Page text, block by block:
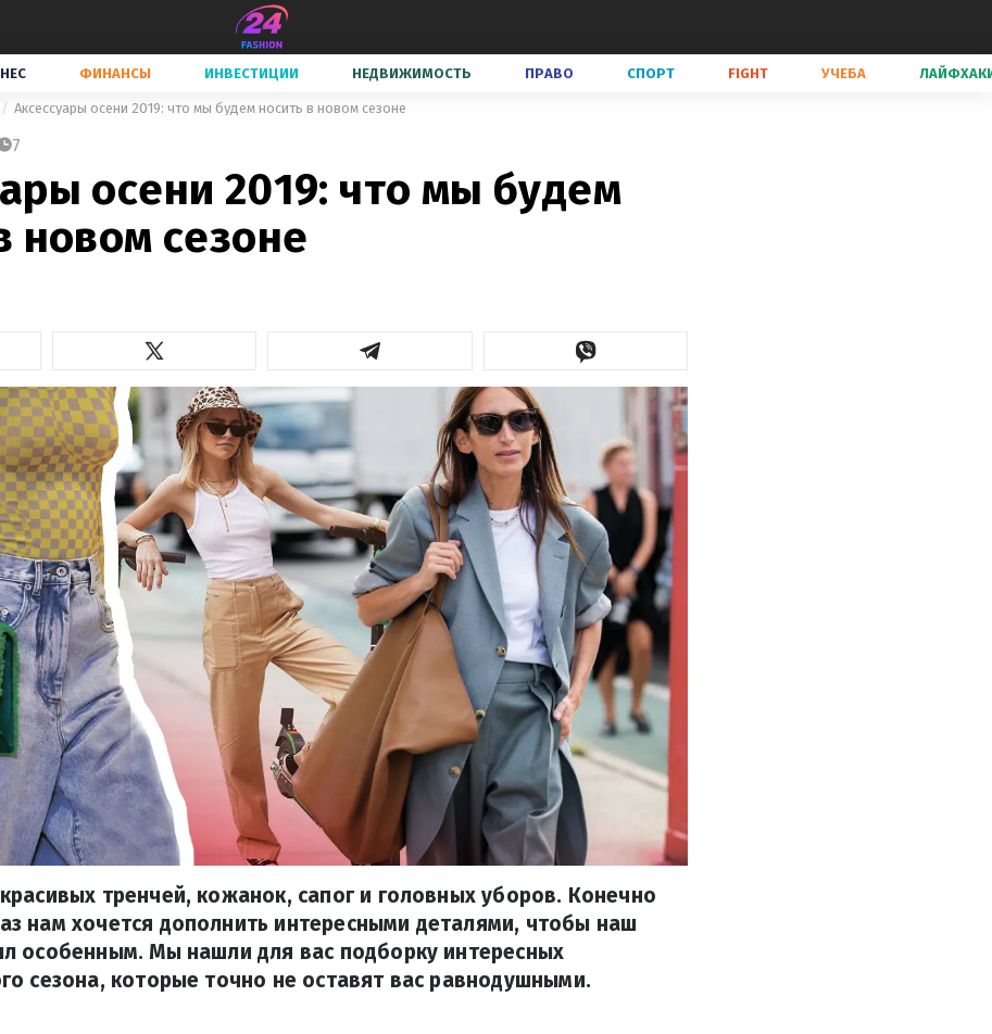
ФИНАНСЫ ИНВЕСТИЦИИ НЕДВИЖИМОСТЬ ПРАВО СПОРТ FIGHT УЧЕБА
Аксессуары осени 2019: что мы будем носить в новом сезоне
7
осени 2019: что мы будем
новом сезоне
тренчей, кожанок, сапог и головных уборов. Конечно
нам хочется дополнить интересными деталями, чтобы наш
особенным. Мы нашли для вас подборку интересных
сезона, которые точно не оставят вас равнодушными.